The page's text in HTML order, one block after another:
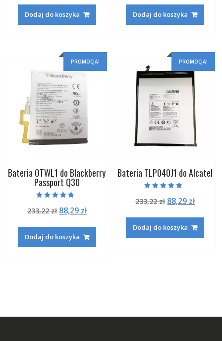
wynosiła:
160,42 zł.62,29 zł.
Dodaj do koszyka
wynosiła:
188,42 zł.72,29
Dodaj do koszyka
PROMOCJA!
Bateria OTWL1 do Blackberry
Passport Q30
4.50
na 5
233,22zł Pierwotna
wynosiła:
233,22 zł.
88,29 złAktualna
88,29 zł.
Dodaj do koszyka
PROMOCJA!
Bateria TLP040J1 do Alcatel
4.50
na 5
233,22zł Pierwotna
wynosiła:
233,22 zł.
88,29 zł
88,29
Dodaj do koszyka